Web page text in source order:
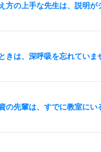
方の上手な先生は、説明が
きは、深呼吸を忘れていま
の先輩は、すでに教室にい